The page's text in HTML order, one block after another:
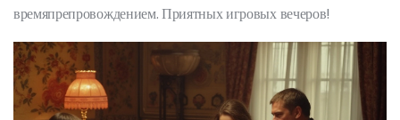
времяпрепровождением. Приятных игровых вечеров!